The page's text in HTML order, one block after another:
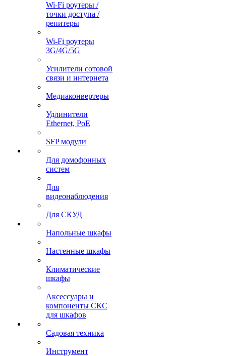
Wi-Fi роутеры /
точки доступа /
репитеры
Wi-Fi роутеры
3G/4G/5G
Усилители сотовой
связи и интернета
Медиаконвертеры
Удлинители
Ethernet, PoE
SFP модули
Для домофонных
систем
Для
видеонаблюдения
Для СКУД
Напольные шкафы
Настенные шкафы
Климатические
шкафы
Аксессуары и
компоненты СКС
для шкафов
Садовая техника
Инструмент